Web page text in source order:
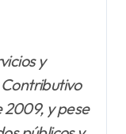
y
2009, y pese